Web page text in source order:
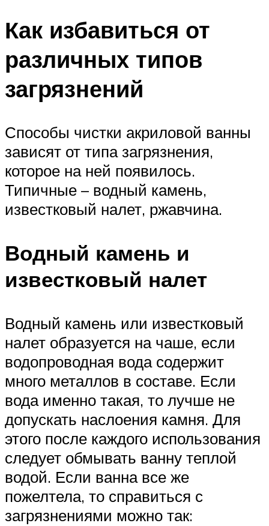
Как избавиться от
различных типов
загрязнений
Способы чистки акриловой ванны
зависят от типа загрязнения,
которое на ней появилось.
Типичные – водный камень,
известковый налет, ржавчина.
Водный камень и
известковый налет
Водный камень или известковый
налет образуется на чаше, если
водопроводная вода содержит
много металлов в составе. Если
вода именно такая, то лучше не
допускать наслоения камня. Для
этого после каждого использования
следует обмывать ванну теплой
водой. Если ванна все же
пожелтела, то справиться с
загрязнениями можно так: